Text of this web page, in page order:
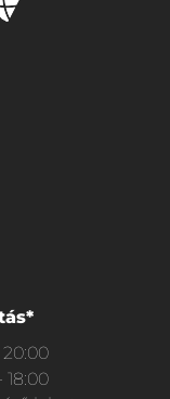
20:00
18:00